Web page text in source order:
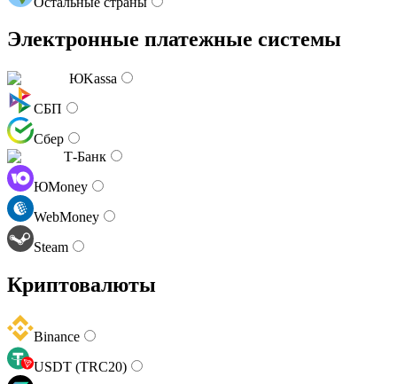
Электронные платежные системы
ЮKassa
СБП
Сбер
Т-Банк
ЮMoney
WebMoney
Steam
Криптовалюты
Binance
USDT (TRC20)